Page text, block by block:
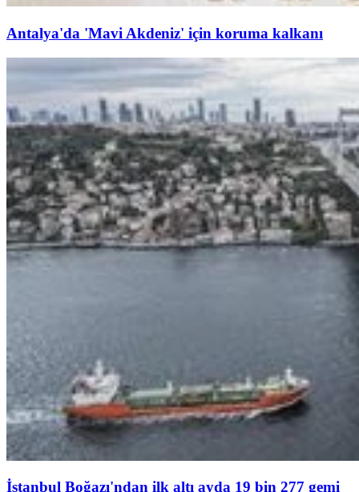
Antalya'da 'Mavi Akdeniz' için koruma kalkanı
İstanbul Boğazı'ndan ilk altı ayda 19 bin 277 gemi